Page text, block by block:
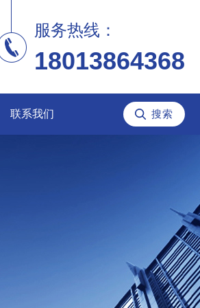
服务热线：
18013864368
联系我们